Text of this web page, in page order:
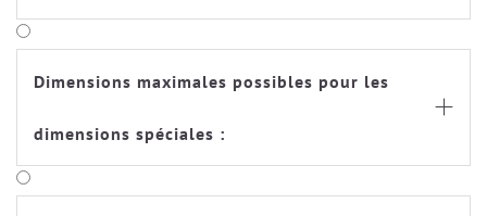
Dimensions maximales possibles pour les
dimensions spéciales :
